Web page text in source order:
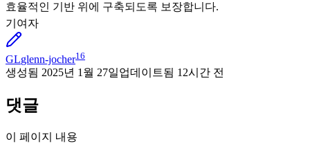
효율적인 기반 위에 구축되도록 보장합니다.
기여자
GLglenn-jocher16
생성됨 2025년 1월 27일업데이트됨 12시간 전
댓글
이 페이지 내용